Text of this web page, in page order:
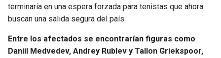
terminaría en una espera forzada para tenistas que ahora
buscan una salida segura del país.
Entre los afectados se encontrarían figuras como
Daniil Medvedev, Andrey Rublev y Tallon Griekspoor,